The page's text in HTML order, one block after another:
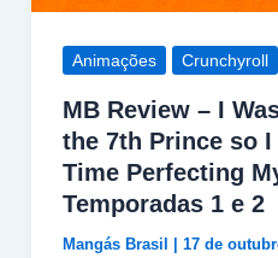
Animações Crunchyroll
MB Review – I
the 7th Prince so I
Time Perfecting
Temporadas 1 e 2
Mangás Brasil | 17 de